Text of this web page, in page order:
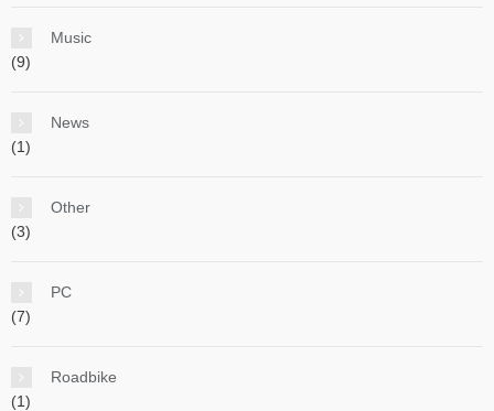
Music
(9)
News
(1)
Other
(3)
PC
(7)
Roadbike
(1)